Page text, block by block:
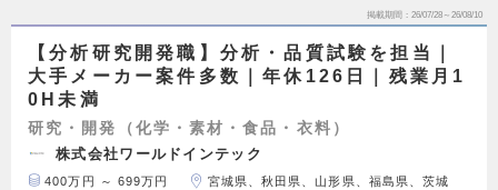
掲載期間 26/07/28～26/08/10
【分析研究開発職】分析・品質試験を担当｜
大手メーカー案件多数｜年休126日｜残業月1
0H未満
研究・開発（化学・素材・食品・衣料）
株式会社ワールドインテック
400万円 ～ 699万円
宮城県、秋田県、山形県、福島県、茨城